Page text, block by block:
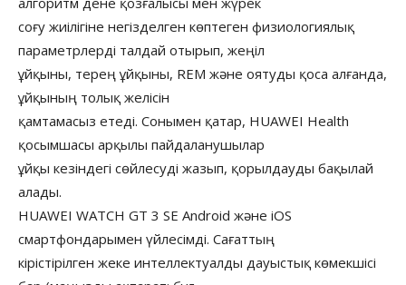
соғу жиілігіне негізделген көптеген физиологиялық
параметрлерді талдай отырып, жеңіл
ұйқыны, терең ұйқыны, REM және оятуды қоса алғанда,
ұйқының толық желісін
қамтамасыз етеді. Сонымен қатар, HUAWEI Health
қосымшасы арқылы пайдаланушылар
ұйқы кезіндегі сөйлесуді жазып, қорылдауды бақылай
алады.
HUAWEI WATCH GT 3 SE Android және iOS
смартфондарымен үйлесімді. Сағаттың
кірістірілген жеке интеллектуалды дауыстық көмекшісі